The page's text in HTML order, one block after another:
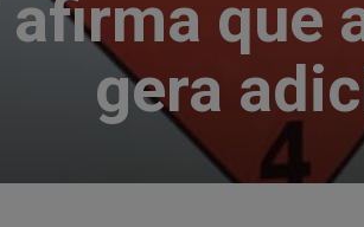
afirma que
gera